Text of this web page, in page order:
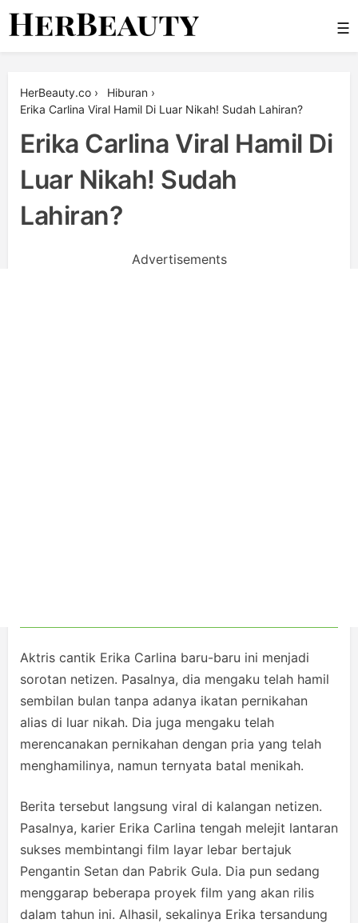
Skip
☰
HerBeauty.co › Hiburan ›
Erika Carlina Viral Hamil Di Luar Nikah! Sudah Lahiran?
Erika Carlina Viral Hamil Di
Luar Nikah! Sudah
Lahiran?
Advertisements
Aktris cantik Erika Carlina baru-baru ini menjadi
sorotan netizen. Pasalnya, dia mengaku telah hamil
sembilan bulan tanpa adanya ikatan pernikahan
alias di luar nikah. Dia juga mengaku telah
merencanakan pernikahan dengan pria yang telah
menghamilinya, namun ternyata batal menikah.
Berita tersebut langsung viral di kalangan netizen.
Pasalnya, karier Erika Carlina tengah melejit lantaran
sukses membintangi film layar lebar bertajuk
Pengantin Setan dan Pabrik Gula. Dia pun sedang
menggarap beberapa proyek film yang akan rilis
dalam tahun ini. Alhasil, sekalinya Erika tersandung